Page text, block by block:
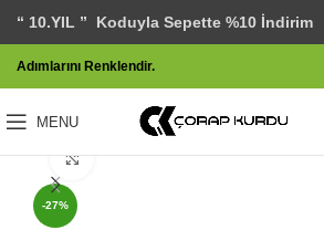
Adımlarını Renklendir.
MENU
-27%
Click to enlarge
“ 10.YIL ” Koduyla Sepette %10 İndirim